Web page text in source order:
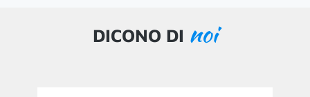
DICONO DI noi